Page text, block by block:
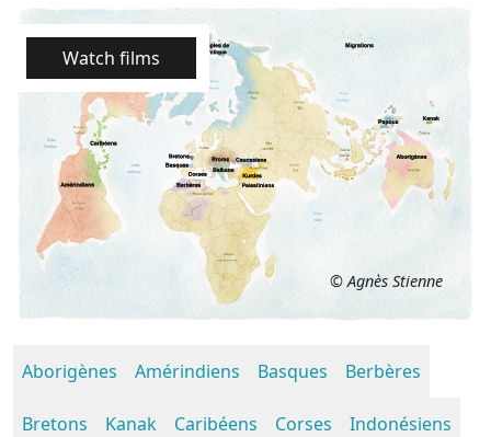
Watch films
© Agnès Stienne
Aborigènes Amérindiens Basques Berbères
Bretons Kanak Caribéens Corses Indonésiens